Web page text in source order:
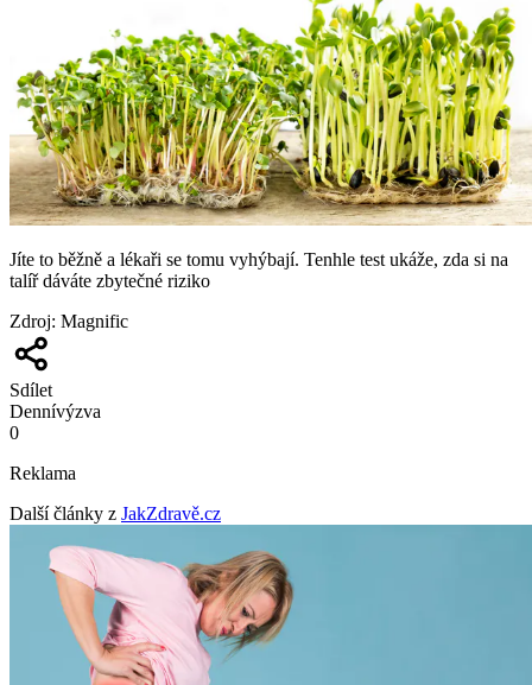
Jíte to běžně a lékaři se tomu vyhýbají. Tenhle test ukáže, zda si na
talíř dáváte zbytečné riziko
Zdroj: Magnific
Sdílet
Dennívýzva
0
Reklama
Další články z JakZdravě.cz